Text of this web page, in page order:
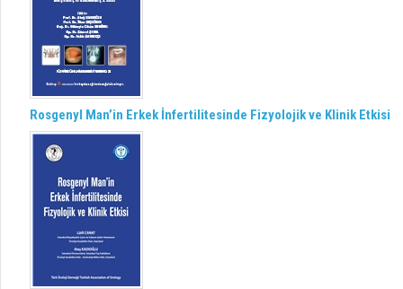
Rosgenyl Man’in Erkek İnfertilitesinde Fizyolojik ve Klinik Etkisi